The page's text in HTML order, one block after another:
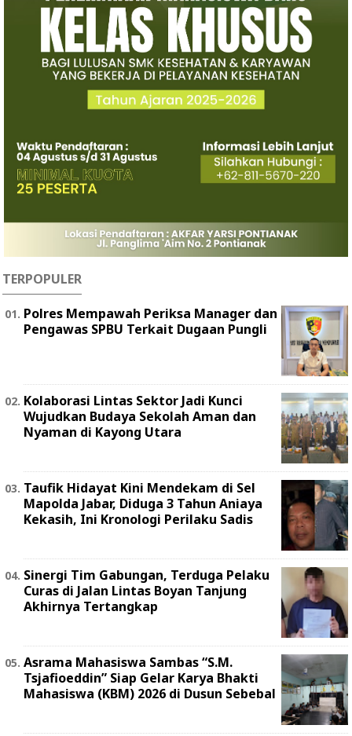
TERPOPULER
Polres Mempawah Periksa Manager dan
Pengawas SPBU Terkait Dugaan Pungli
Kolaborasi Lintas Sektor Jadi Kunci
Wujudkan Budaya Sekolah Aman dan
Nyaman di Kayong Utara
Taufik Hidayat Kini Mendekam di Sel
Mapolda Jabar, Diduga 3 Tahun Aniaya
Kekasih, Ini Kronologi Perilaku Sadis
Sinergi Tim Gabungan, Terduga Pelaku
Curas di Jalan Lintas Boyan Tanjung
Akhirnya Tertangkap
Asrama Mahasiswa Sambas “S.M.
Tsjafioeddin” Siap Gelar Karya Bhakti
Mahasiswa (KBM) 2026 di Dusun Sebebal